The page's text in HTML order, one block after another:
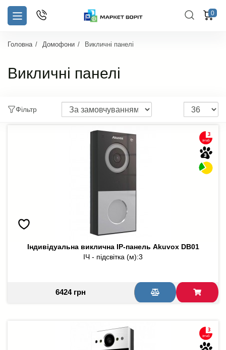
0
Головна Домофони Викличні панелі
Викличні панелі
Фільтр
Індивідуальна виклична IP-панель Akuvox DB01
ІЧ - підсвітка (м):3
6424 грн